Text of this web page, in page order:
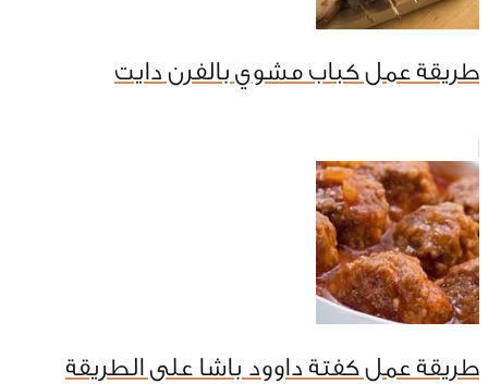
طريقة عمل كباب مشوي بالفرن دايت
طريقة عمل كفتة داوود باشا على الطريقة